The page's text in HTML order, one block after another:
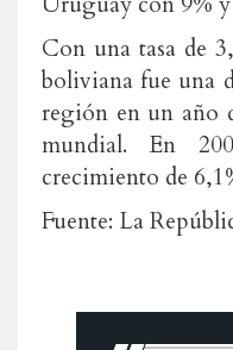
Con una tasa de
boliviana fue una
región en un año
mundial. En
crecimiento de
Fuente: La